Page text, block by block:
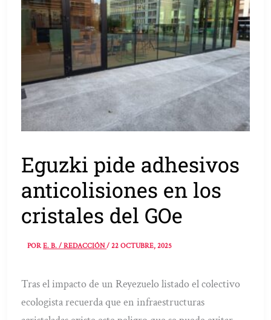
Eguzki pide adhesivos
anticolisiones en los
cristales del GOe
PORE. B. / REDACCIÓN/22 OCTUBRE, 2025
Tras el impacto de un Reyezuelo listado el colectivo
ecologista recuerda que en infraestructuras